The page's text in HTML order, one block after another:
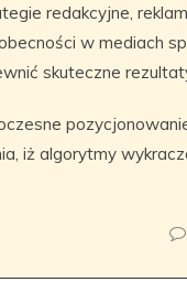
redakcyjne,
w mediach
skuteczne
iż algorytmy